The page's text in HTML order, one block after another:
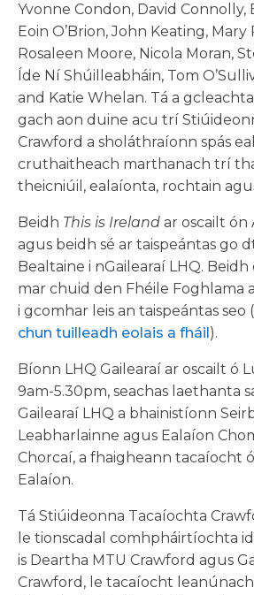
Yvonne Condon, David
Eoin O’Brion, John Keating, Mary
Rosaleen Moore, Nicola Moran,
Íde Ní Shúilleabháin, Tom
and Katie Whelan. Tá a
gach aon duine acu trí
Crawford a sholáthraíonn spás
cruthaitheach marthanach trí
theicniúil, ealaíonta, rochtain
Beidh This is Ireland ar oscailt ón
agus beidh sé ar taispeántas go
Bealtaine i nGailearaí LHQ.
mar chuid den Fhéile Foghlama
i gcomhar leis an taispeántas seo (
chun tuilleadh eolais a fháil ).
Bíonn LHQ Gailearaí ar oscailt ó
9am-5.30pm, seachas laethanta
Gailearaí LHQ a bhainistíonn
Leabharlainne agus Ealaíon
Chorcaí, a fhaigheann tacaíocht
Ealaíon.
Tá Stiúideonna Tacaíochta
le tionscadal comhpháirtíochta
is Deartha MTU Crawford agus
Crawford, le tacaíocht